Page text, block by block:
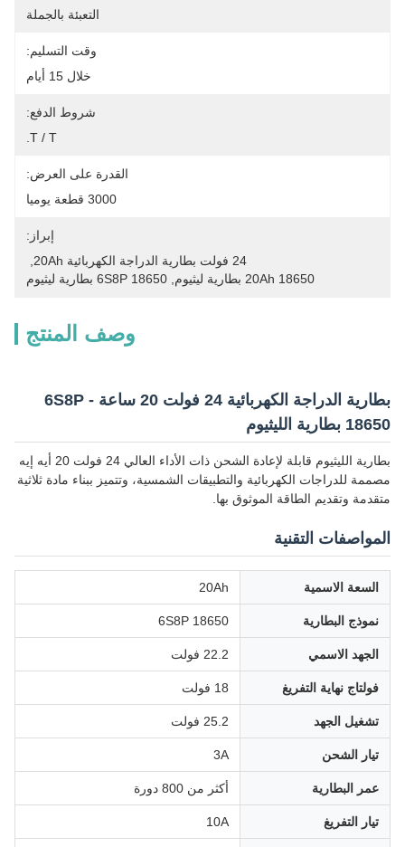
التعبئة بالجملة
وقت التسليم:
خلال 15 أيام
شروط الدفع:
T / T.
القدرة على العرض:
3000 قطعة يوميا
إبراز:
24 فولت بطارية الدراجة الكهربائية 20Ah
20Ah 18650 بطارية ليثيوم
6S8P 18650 بطارية ليثيوم
وصف المنتج
بطارية الدراجة الكهربائية 24 فولت 20 ساعة - 6S8P
18650 بطارية الليثيوم
بطارية الليثيوم قابلة لإعادة الشحن ذات الأداء العالي 24 فولت 20 أيه إيه
مصممة للدراجات الكهربائية والتطبيقات الشمسية، وتتميز ببناء مادة ثلاثية
متقدمة وتقديم الطاقة الموثوق بها.
المواصفات التقنية
السعة الاسمية 20Ah
نموذج البطارية 18650 6S8P
الجهد الاسمي 22.2 فولت
فولتاج نهاية التفريغ 18 فولت
تشغيل الجهد 25.2 فولت
تيار الشحن 3A
عمر البطارية أكثر من 800 دورة
تيار التفريغ 10A